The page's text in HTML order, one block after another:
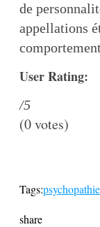
de
appellations
User Rating:
/5
(0votes)
Tags:psychopathie
share